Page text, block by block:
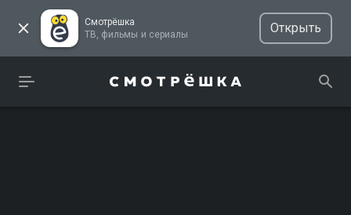
Смотрёшка
ТВ, фильмы и сериалы
Открыть